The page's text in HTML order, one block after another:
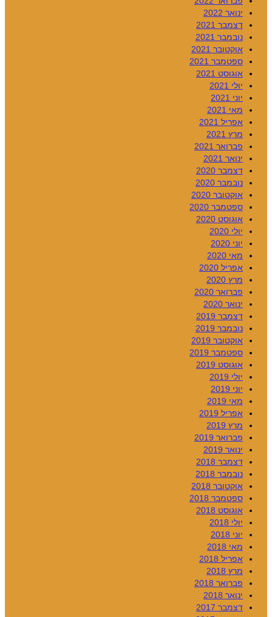
ינואר 2022
דצמבר 2021
נובמבר 2021
אוקטובר 2021
ספטמבר 2021
אוגוסט 2021
יולי 2021
יוני 2021
מאי 2021
אפריל 2021
מרץ 2021
פברואר 2021
ינואר 2021
דצמבר 2020
נובמבר 2020
אוקטובר 2020
ספטמבר 2020
אוגוסט 2020
יולי 2020
יוני 2020
מאי 2020
אפריל 2020
מרץ 2020
פברואר 2020
ינואר 2020
דצמבר 2019
נובמבר 2019
אוקטובר 2019
ספטמבר 2019
אוגוסט 2019
יולי 2019
יוני 2019
מאי 2019
אפריל 2019
מרץ 2019
פברואר 2019
ינואר 2019
דצמבר 2018
נובמבר 2018
אוקטובר 2018
ספטמבר 2018
אוגוסט 2018
יולי 2018
יוני 2018
מאי 2018
אפריל 2018
מרץ 2018
פברואר 2018
ינואר 2018
דצמבר 2017